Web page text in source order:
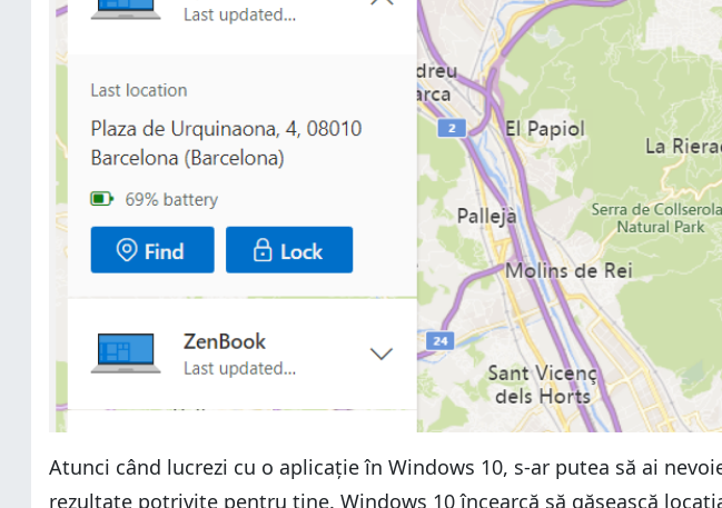
Atunci când lucrezi cu o aplicație în Windows 10, s-ar putea să ai
rezultate potrivite pentru tine. Windows 10 încearcă să găsească